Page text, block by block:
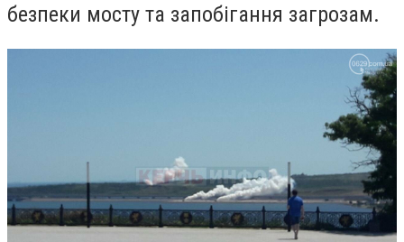
безпеки мосту та запобігання загрозам.